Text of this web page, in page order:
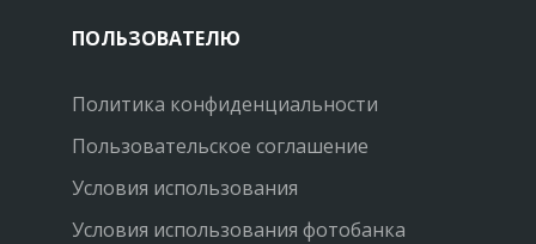
ПОЛЬЗОВАТЕЛЮ
Политика конфиденциальности
Пользовательское соглашение
Условия использования
Условия использования фотобанка